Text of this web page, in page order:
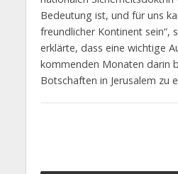
Bedeutung ist, und für uns
freundlicher Kontinent sein“,
erklärte, dass eine wichtige
kommenden Monaten darin
Botschaften in Jerusalem zu